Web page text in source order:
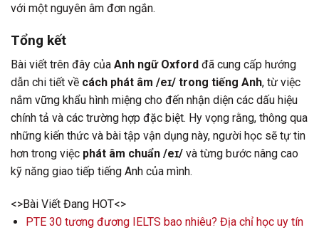
với một nguyên âm đơn ngắn.
Tổng kết
Bài viết trên đây của Anh ngữ Oxford đã cung cấp hướng
dẫn chi tiết về cách phát âm /eɪ/ trong tiếng Anh, từ việc
nắm vững khẩu hình miệng cho đến nhận diện các dấu hiệu
chính tả và các trường hợp đặc biệt. Hy vọng rằng, thông qua
những kiến thức và bài tập vận dụng này, người học sẽ tự tin
hơn trong việc phát âm chuẩn /eɪ/ và từng bước nâng cao
kỹ năng giao tiếp tiếng Anh của mình.
<>Bài Viết Đang HOT<>
PTE 30 tương đương IELTS bao nhiêu? Địa chỉ học uy tín